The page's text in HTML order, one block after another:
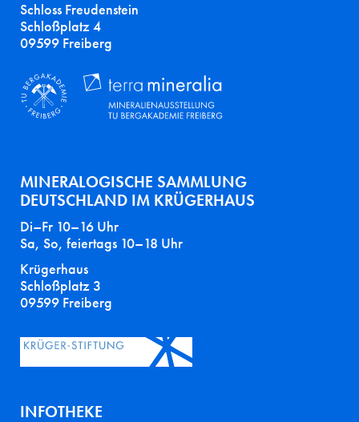
Schloss Freudenstein
Schloßplatz 4
09599 Freiberg
MINERALOGISCHE SAMMLUNG
DEUTSCHLAND IM KRÜGERHAUS
Di–Fr 10–16 Uhr
Sa, So, feiertags 10–18 Uhr
Krügerhaus
Schloßplatz 3
09599 Freiberg
INFOTHEKE